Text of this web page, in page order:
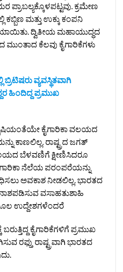
ಪ್ರಾಬಲ್ಯಕ್ಕೊಳಪಟ್ಟವು. ಕ್ರಮೇಣ
ಮತ್ತು ಉಕ್ಕು ಕಂಪನಿ
ದ್ವಿತೀಯ ಮಹಾಯುದ್ಧದ
ಕೆಲವು ಕೈಗಾರಿಕೆಗಳು
ಬ್ರಿಟಿಷರು ವ್ಯವಸ್ಥಿತವಾಗಿ
ಹಿಂದಿದ್ದ ಪ್ರಮುಖ
ಕೈಗಾರಿಕಾ ವಲಯದ
ಕಾಣಲಿಲ್ಲ. ರಾಷ್ಟ್ರದ ಜಗತ್‌
ಬೆಳವಣಿಗೆ ಕ್ಷೀಣಿಸಿದರೂ
ನೆಲೆಯ ಪರಂಪರೆಯನ್ನು
ಅವಕಾಶ ನೀಡಲಿಲ್ಲ. ಭಾರತದ
ನಾಶಪಡಿಸುವ ವಸಾಹತುಶಾಹಿ
ಉದ್ದೇಶಗಳೆಂದರೆ
ಕೈಗಾರಿಕೆಗಳಿಗೆ ಪ್ರಮುಖ
ರಫ್ತು ರಾಷ್ಟ್ರವಾಗಿ ಭಾರತದ